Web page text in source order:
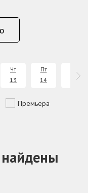
Чт
13
Пт
14
15
Премьера